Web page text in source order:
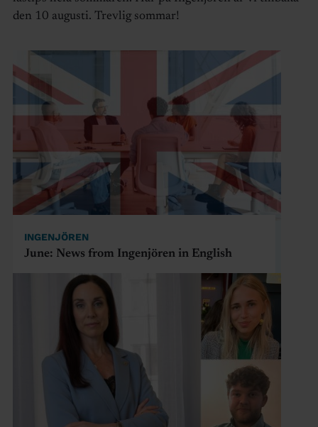
den 10 augusti. Trevlig sommar!
INGENJÖREN
June: News from Ingenjören in English